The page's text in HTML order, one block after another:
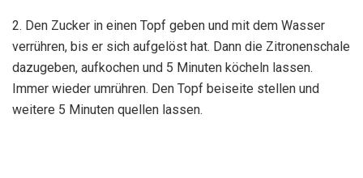
2. Den Zucker in einen Topf geben und mit dem Wasser
verrühren, bis er sich aufgelöst hat. Dann die Zitronenschale
dazugeben, aufkochen und 5 Minuten köcheln lassen.
Immer wieder umrühren. Den Topf beiseite stellen und
weitere 5 Minuten quellen lassen.